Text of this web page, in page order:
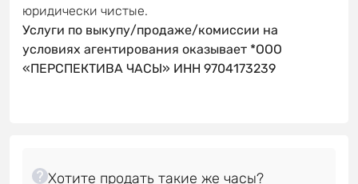
юридически чистые.
Услуги по выкупу/продаже/комиссии на
условиях агентирования оказывает *ООО
«ПЕРСПЕКТИВА ЧАСЫ» ИНН 9704173239